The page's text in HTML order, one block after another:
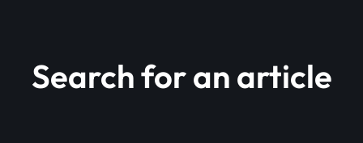
Search for an article